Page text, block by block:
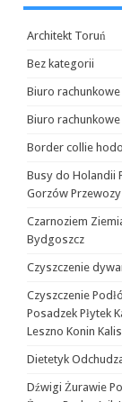
Architekt Toruń
Bez kategorii
Biuro rachunkowe
Biuro rachunkowe
Border collie
Busy do Holandii
Gorzów
Czarnoziem
Bydgoszcz
Czyszczenie
Czyszczenie
Posadzek Płytek
Leszno Konin
Dietetyk
Dźwigi Żurawie